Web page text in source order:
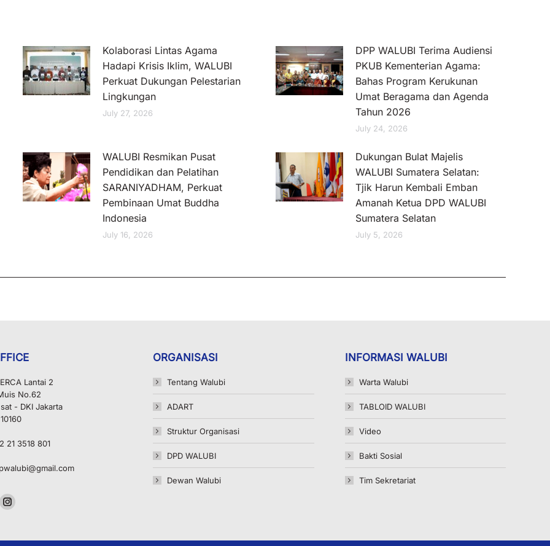
Kolaborasi Lintas Agama
Hadapi Krisis Iklim, WALUBI
Perkuat Dukungan Pelestarian
Lingkungan
July 27, 2026
DPP WALUBI Terima Audiensi
PKUB Kementerian Agama:
Bahas Program Kerukunan
Umat Beragama dan Agenda
Tahun 2026
July 24, 2026
WALUBI Resmikan Pusat
Pendidikan dan Pelatihan
SARANIYADHAM, Perkuat
Pembinaan Umat Buddha
Indonesia
July 16, 2026
Dukungan Bulat Majelis
WALUBI Sumatera Selatan:
Tjik Harun Kembali Emban
Amanah Ketua DPD WALUBI
Sumatera Selatan
July 5, 2026
Lantai 2
No.62
- DKI Jakarta
21 3518 801
Instagram
opens
ORGANISASI
Tentang Walubi
ADART
Struktur Organisasi
DPD WALUBI
Dewan Walubi
INFORMASI WALUBI
Warta Walubi
TABLOID WALUBI
Video
Bakti Sosial
Tim Sekretariat